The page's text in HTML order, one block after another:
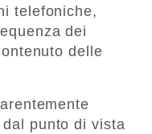
telefoniche,
dei
delle
punto di vista